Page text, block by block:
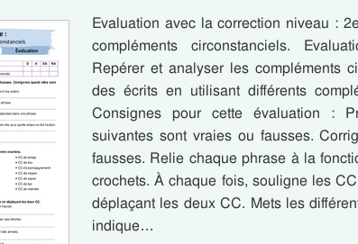
Evaluation avec la correction niveau :
compléments circonstanciels.
Repérer et analyser les compléments
des écrits en utilisant différents
Consignes pour cette évaluation :
suivantes sont vraies ou fausses.
fausses. Relie chaque phrase à la
crochets. À chaque fois, souligne les
déplaçant les deux CC. Mets les
indique…